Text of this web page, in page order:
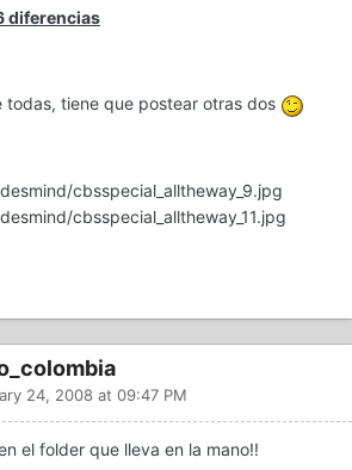
diferencias
todas, tiene que postear otras dos
cbsspecial_alltheway_9.jpg
cbsspecial_alltheway_11.jpg
24, 2008 at 09:47 PM
el folder que lleva en la mano!!